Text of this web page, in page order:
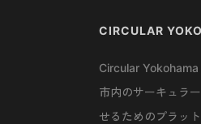
CIRCULAR
Circular
市内のサーキュラ
せるためのプラッ